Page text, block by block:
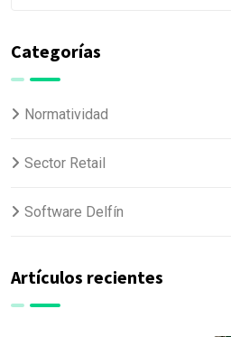
Categorías
Normatividad
Sector Retail
Software Delfín
Artículos recientes